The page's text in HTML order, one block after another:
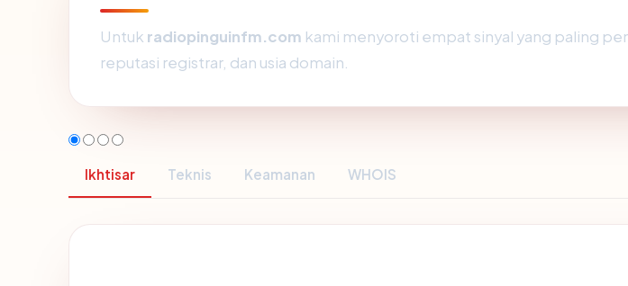
Untuk radiopinguinfm.com kami menyoroti empat sinyal yang paling
reputasi registrar, dan usia domain.
Ikhtisar Teknis Keamanan WHOIS